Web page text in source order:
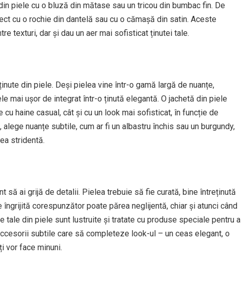
piele cu o bluză din mătase sau un tricou din bumbac fin. De
cu o rochie din dantelă sau cu o cămașă din satin. Aceste
texturi, dar și dau un aer mai sofisticat ținutei tale.
din piele. Deși pielea vine într-o gamă largă de nuanțe,
mai ușor de integrat într-o ținută elegantă. O jachetă din piele
haine casual, cât și cu un look mai sofisticat, în funcție de
nuanțe subtile, cum ar fi un albastru închis sau un burgundy,
stridentă.
să ai grijă de detalii. Pielea trebuie să fie curată, bine întreținută
corespunzător poate părea neglijentă, chiar și atunci când
tale din piele sunt lustruite și tratate cu produse speciale pentru a
subtile care să completeze look-ul – un ceas elegant, o
vor face minuni.